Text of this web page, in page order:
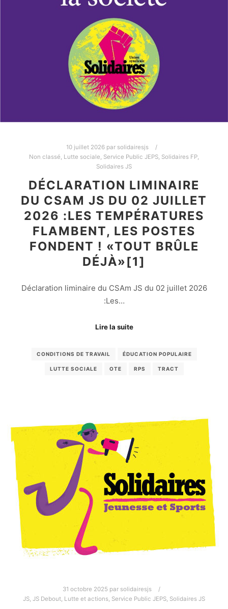
10 juillet 2026par solidairesjs
Non classé, Lutte sociale, Service Public JEPS, Solidaires FP,
Solidaires JS
DÉCLARATION LIMINAIRE
DU CSAM JS DU 02 JUILLET
2026 :LES TEMPÉRATURES
FLAMBENT, LES POSTES
FONDENT ! «TOUT BRÛLE
DÉJÀ»[1]
Déclaration liminaire du CSAm JS du 02 juillet 2026
:Les…
Lire la suite
CONDITIONS DE TRAVAIL ÉDUCATION POPULAIRE
LUTTE SOCIALE OTE RPS TRACT
31 octobre 2025 par solidairesjs
JS, JS Debout, Lutte et actions, Service Public JEPS, Solidaires JS